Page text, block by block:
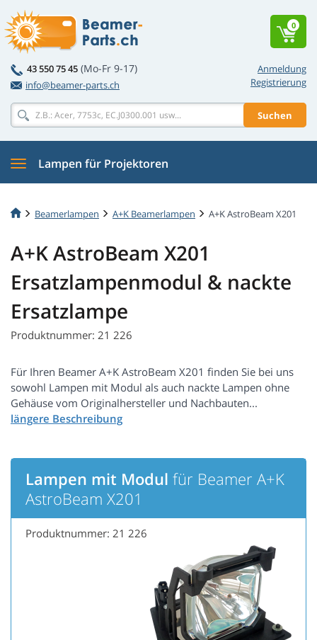
Anmeldung
Registrierung
43 550 75 45 (Mo-Fr 9-17)
info@beamer-parts.ch
Suchen
0
Lampen für Projektoren
Beamerlampen A+K Beamerlampen A+K AstroBeam X201
A+K AstroBeam X201
Ersatzlampenmodul & nackte
Ersatzlampe
Produktnummer: 21 226
Für Ihren Beamer A+K AstroBeam X201 finden Sie bei uns
sowohl Lampen mit Modul als auch nackte Lampen ohne
Gehäuse vom Originalhersteller und Nachbauten...
Lampen mit Modul für Beamer A+K
AstroBeam X201
Produktnummer: 21 226